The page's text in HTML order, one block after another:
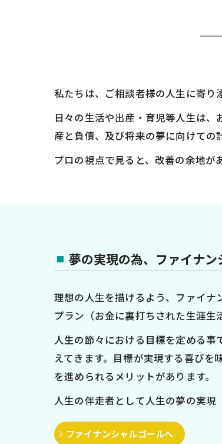
私たちは、ご相談者様の人生に寄り
日々の生活や出産・育児等人生は
産と負債、及び将来の夢に向けての
プロの視点で見ると、改善の余地が
夢の実現の為、ファイナ
理想の人生を描けるよう、ファイ
プラン（お金に裏打ちされた生涯生
人生の節々における目標を定める
えてきます。目標が実現する喜び
を進められるメリットがあります。
人生の伴走者として人生の夢の実現
ファイナンシャルゴールへ